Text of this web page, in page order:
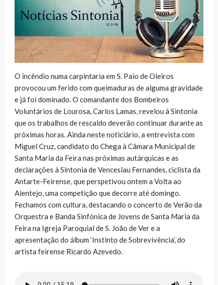
O incêndio numa carpintaria em S. Paio de Oleiros
provocou um ferido com queimaduras de alguma gravidade
e já foi dominado. O comandante dos Bombeiros
Voluntários de Lourosa, Carlos Lamas, revelou à Sintonia
que os trabalhos de rescaldo deverão continuar durante as
próximas horas. Ainda neste noticiário, a entrevista com
Miguel Cruz, candidato do Chega à Câmara Municipal de
Santa Maria da Feira nas próximas autárquicas e as
declarações à Sintonia de Venceslau Fernandes, ciclista da
Antarte-Feirense, que perspetivou ontem a Volta ao
Alentejo, uma competição que decorre até domingo.
Fechamos com cultura, destacando o concerto de Verão da
Orquestra e Banda Sinfónica de Jovens de Santa Maria da
Feira na Igreja Paroquial de S. João de Ver e a
apresentação do álbum ‘Instinto de Sobrevivência’, do
artista feirense Ricardo Azevedo.